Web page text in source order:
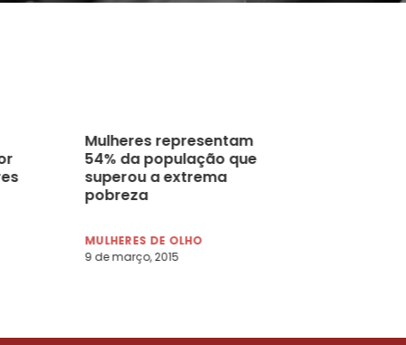
Mulheres representam
54% da população que
superou a extrema
pobreza
MULHERES DE OLHO
9 de março, 2015